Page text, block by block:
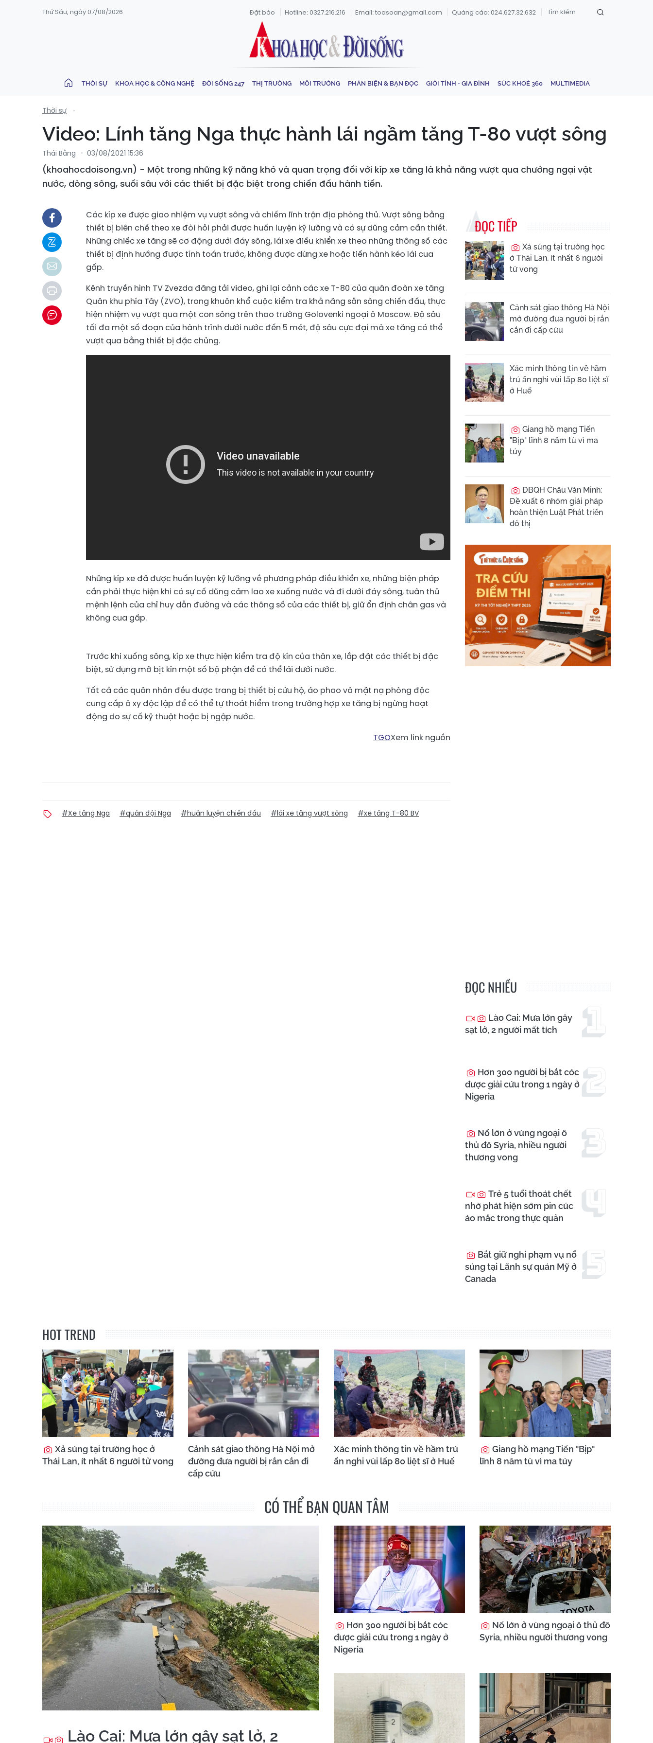
Thứ Sáu, ngày 07/08/2026 Đặt báo Hotline: 0327.216.216 Email: toasoan@gmail.com Quảng cáo: 024.627.32.632
THỜI SỰ KHOA HỌC & CÔNG NGHỆ ĐỜI SỐNG 247 THỊ TRƯỜNG MÔI TRƯỜNG PHẢN BIỆN & BẠN ĐỌC GIỚI TÍNH - GIA ĐÌNH SỨC KHOẺ 360 MULTIMEDIA
Thời sự
Video: Lính tăng Nga thực hành lái ngầm tăng T-80 vượt sông
Thái Bằng 03/08/2021 15:36
(khoahocdoisong.vn) - Một trong những kỹ năng khó và quan trọng đối với kíp xe tăng là khả năng vượt qua chướng ngại vật
nước, dòng sông, suối sâu với các thiết bị đặc biệt trong chiến đấu hành tiến.
Các kíp xe được giao nhiệm vụ vượt sông và chiếm lĩnh trận địa phòng thủ. Vượt sông bằng
thiết bị biên chế theo xe đòi hỏi phải được huấn luyện kỹ lưỡng và có sự dũng cảm cần thiết.
Những chiếc xe tăng sẽ cơ động dưới đáy sông, lái xe điều khiển xe theo những thông số các
thiết bị định hướng được tính toán trước, không được dừng xe hoặc tiến hành kéo lái cua
gấp.
Kênh truyền hình TV Zvezda đăng tải video, ghi lại cảnh các xe T-80 của quân đoàn xe tăng
Quân khu phía Tây (ZVO), trong khuôn khổ cuộc kiểm tra khả năng sẵn sàng chiến đấu, thực
hiện nhiệm vụ vượt qua một con sông trên thao trường Golovenki ngoại ô Moscow. Độ sâu
tối đa một số đoạn của hành trình dưới nước đến 5 mét, độ sâu cực đại mà xe tăng có thể
vượt qua bằng thiết bị đặc chủng.
Những kíp xe đã được huấn luyện kỹ lưỡng về phương pháp điều khiển xe, những biện pháp
cần phải thực hiện khi có sự cố dũng cảm lao xe xuống nước và đi dưới đáy sông, tuân thủ
mệnh lệnh của chỉ huy dẫn đường và các thông số của các thiết bị, giữ ổn định chân gas và
không cua gấp.
Trước khi xuống sông, kíp xe thực hiện kiểm tra độ kín của thân xe, lắp đặt các thiết bị đặc
biệt, sử dụng mỡ bịt kín một số bộ phận để có thể lái dưới nước.
Tất cả các quân nhân đều được trang bị thiết bị cứu hộ, áo phao và mặt nạ phòng độc
cung cấp ô xy độc lập để có thể tự thoát hiểm trong trường hợp xe tăng bị ngừng hoạt
động do sự cố kỹ thuật hoặc bị ngập nước.
TGOXem link nguồn
#Xe tăng Nga #quân đội Nga #huấn luyện chiến đấu #lái xe tăng vượt sông #xe tăng T-80 BV
ĐỌC TIẾP
Xả súng tại trường học
ở Thái Lan, ít nhất 6 người
tử vong
Cảnh sát giao thông Hà Nội
mở đường đưa người bị rắn
cắn đi cấp cứu
Xác minh thông tin về hầm
trú ẩn nghi vùi lấp 80 liệt sĩ
ở Huế
Giang hồ mạng Tiến
"Bịp" lĩnh 8 năm tù vì ma
túy
ĐBQH Châu Văn Minh:
Đề xuất 6 nhóm giải pháp
hoàn thiện Luật Phát triển
đô thị
ĐỌC NHIỀU
Lào Cai: Mưa lớn gây
sạt lở, 2 người mất tích
Hơn 300 người bị bắt cóc
được giải cứu trong 1 ngày ở
Nigeria
Nổ lớn ở vùng ngoại ô
thủ đô Syria, nhiều người
thương vong
Trẻ 5 tuổi thoát chết
nhờ phát hiện sớm pin cúc
áo mắc trong thực quản
Bắt giữ nghi phạm vụ nổ
súng tại Lãnh sự quán Mỹ ở
Canada
HOT TREND
Xả súng tại trường học ở
Thái Lan, ít nhất 6 người tử vong
Cảnh sát giao thông Hà Nội mở
đường đưa người bị rắn cắn đi
cấp cứu
Xác minh thông tin về hầm trú
ẩn nghi vùi lấp 80 liệt sĩ ở Huế
Giang hồ mạng Tiến "Bịp"
lĩnh 8 năm tù vì ma túy
CÓ THỂ BẠN QUAN TÂM
Lào Cai: Mưa lớn gây sạt lở, 2
Hơn 300 người bị bắt cóc
được giải cứu trong 1 ngày ở
Nigeria
Nổ lớn ở vùng ngoại ô thủ đô
Syria, nhiều người thương vong